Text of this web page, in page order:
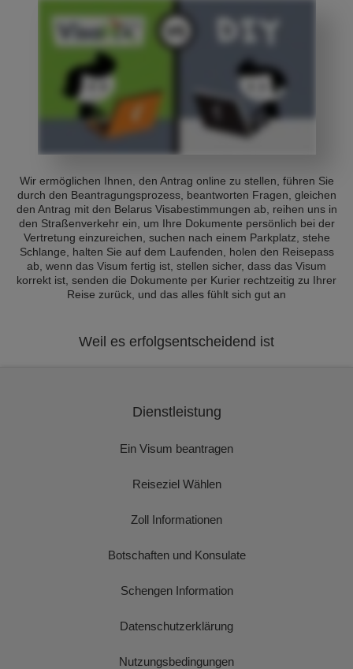
Wir ermöglichen Ihnen, den Antrag online zu stellen, führen Sie
durch den Beantragungsprozess, beantworten Fragen, gleichen
den Antrag mit den Belarus Visabestimmungen ab, reihen uns in
den Straßenverkehr ein, um Ihre Dokumente persönlich bei der
Vertretung einzureichen, suchen nach einem Parkplatz, stehe
Schlange, halten Sie auf dem Laufenden, holen den Reisepass
ab, wenn das Visum fertig ist, stellen sicher, dass das Visum
korrekt ist, senden die Dokumente per Kurier rechtzeitig zu Ihrer
Reise zurück, und das alles fühlt sich gut an
Weil es erfolgsentscheidend ist
Dienstleistung
Ein Visum beantragen
Reiseziel Wählen
Zoll Informationen
Botschaften und Konsulate
Schengen Information
Datenschutzerklärung
Nutzungsbedingungen